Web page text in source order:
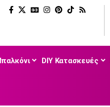
DIY Κατασκευές